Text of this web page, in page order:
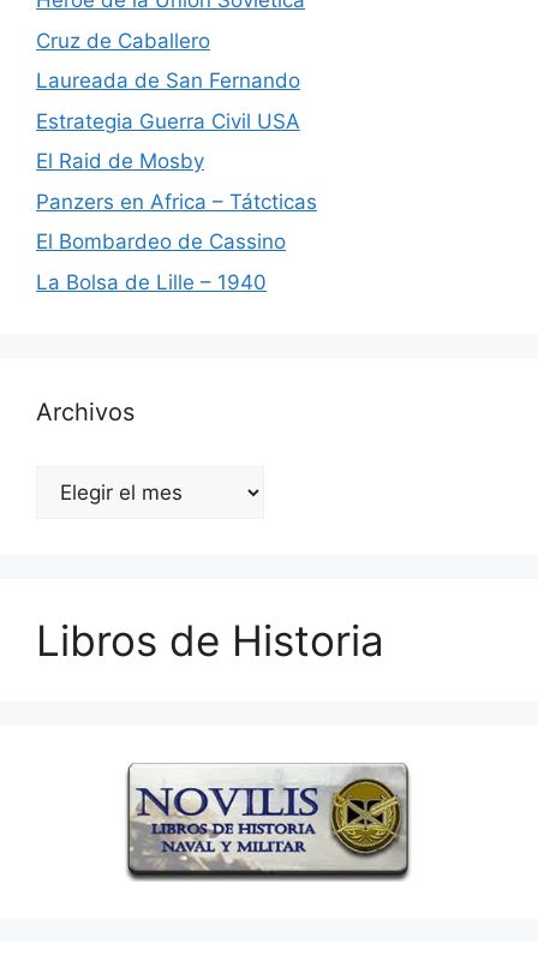
Cruz de Caballero
Laureada de San Fernando
Estrategia Guerra Civil USA
El Raid de Mosby
Panzers en Africa – Tátcticas
El Bombardeo de Cassino
La Bolsa de Lille – 1940
Archivos
Archivos
Libros de Historia